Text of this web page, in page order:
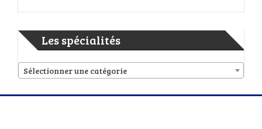
Les spécialités
Sélectionner une catégorie